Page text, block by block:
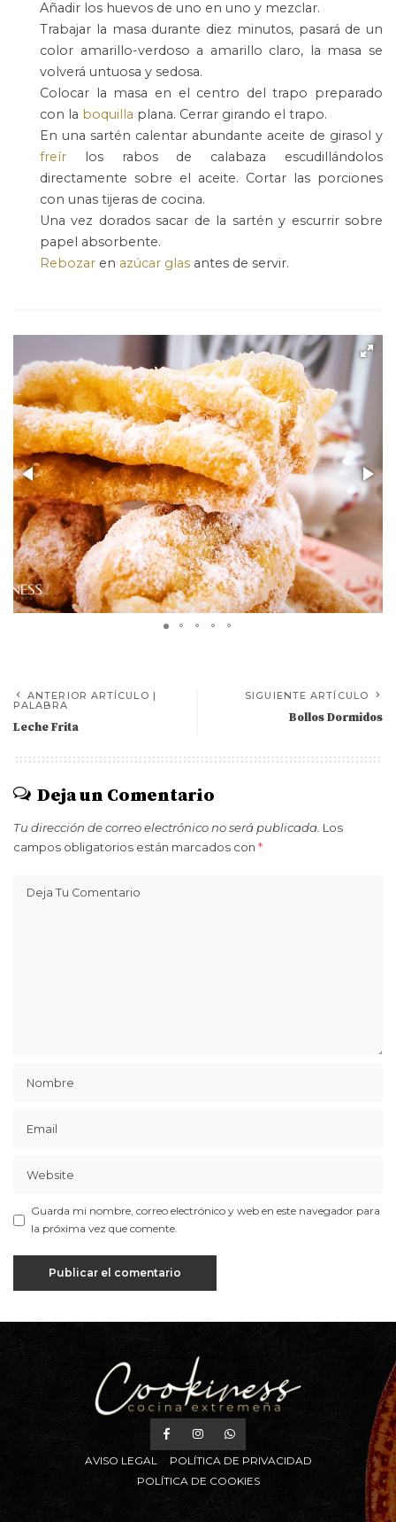
Añadir los huevos de uno en uno y mezclar.
Trabajar la masa durante diez minutos, pasará de un
color amarillo-verdoso a amarillo claro, la masa se
volverá untuosa y sedosa.
Colocar la masa en el centro del trapo preparado
con la boquilla plana. Cerrar girando el trapo.
En una sartén calentar abundante aceite de girasol y
freír los rabos de calabaza escudillándolos
directamente sobre el aceite. Cortar las porciones
con unas tijeras de cocina.
Una vez dorados sacar de la sartén y escurrir sobre
papel absorbente.
Rebozar en azúcar glas antes de servir.
ANTERIOR ARTÍCULO |
PALABRA
Leche Frita
SIGUIENTE ARTÍCULO
Bollos Dormidos
Deja un Comentario
Tu dirección de correo electrónico no será publicada. Los
campos obligatorios están marcados con *
Guarda mi nombre, correo electrónico y web en este navegador para
la próxima vez que comente.
AVISO LEGAL
POLÍTICA DE PRIVACIDAD
POLÍTICA DE COOKIES